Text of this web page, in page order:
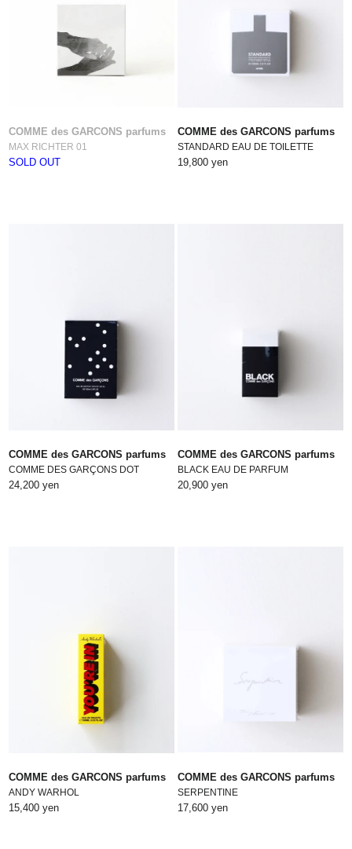
COMME des GARCONS parfums
MAX RICHTER 01
SOLD OUT
COMME des GARCONS parfums
STANDARD EAU DE TOILETTE
19,800 yen
COMME des GARCONS parfums
COMME DES GARÇONS DOT
24,200 yen
COMME des GARCONS parfums
BLACK EAU DE PARFUM
20,900 yen
COMME des GARCONS parfums
ANDY WARHOL
15,400 yen
COMME des GARCONS parfums
SERPENTINE
17,600 yen